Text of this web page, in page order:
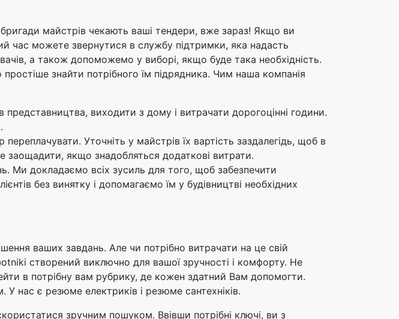
майстрів чекають ваші тендери, вже зараз! Якщо ви
час можете звернутися в службу підтримки, яка надасть
а також допоможемо у виборі, якщо буде така необхідність.
знайти потрібного їм підрядника. Чим наша компанія
виходити з дому і витрачати дорогоцінні години.
Уточніть у майстрів їх вартість заздалегідь, щоб в
якщо знадобляться додаткові витрати.
Ми докладаємо всіх зусиль для того, щоб забезпечити
без винятку і допомагаємо їм у будівництві необхідних
ваших завдань. Але чи потрібно витрачати на це свій
створений виключно для вашої зручності і комфорту. Не
в потрібну вам рубрику, де кожен здатний Вам допомогти.
нас є резюме електриків і резюме сантехніків.
зручним пошуком. Ввівши потрібні ключі, ви з